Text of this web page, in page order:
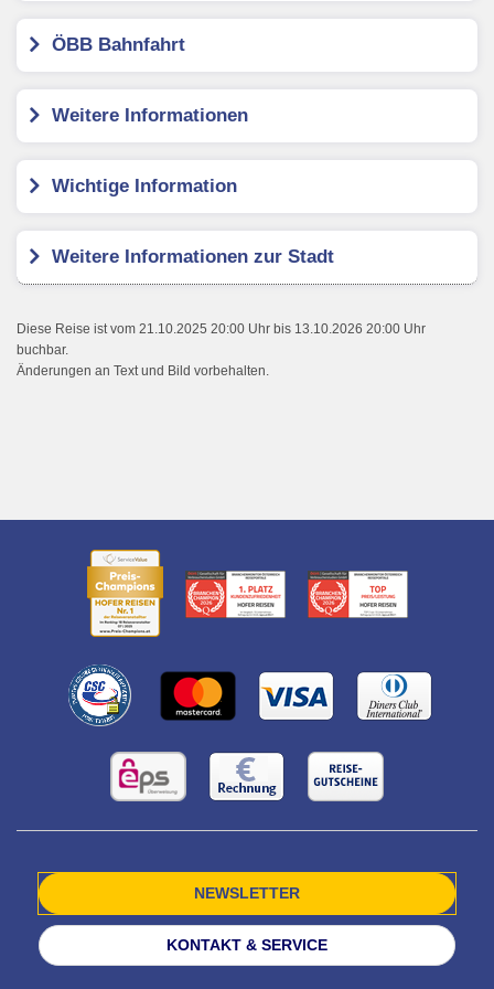
ÖBB Bahnfahrt
Weitere Informationen
Wichtige Information
Weitere Informationen zur Stadt
Diese Reise ist vom 21.10.2025 20:00 Uhr bis 13.10.2026 20:00 Uhr
buchbar.
Änderungen an Text und Bild vorbehalten.
NEWSLETTER
KONTAKT & SERVICE